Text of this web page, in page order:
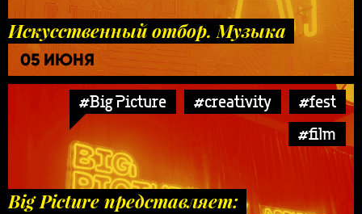
Искусственный отбор. Музыка
05 ИЮНЯ
#Big Picture #creativity
#fest
#film
Big Picture представляет: